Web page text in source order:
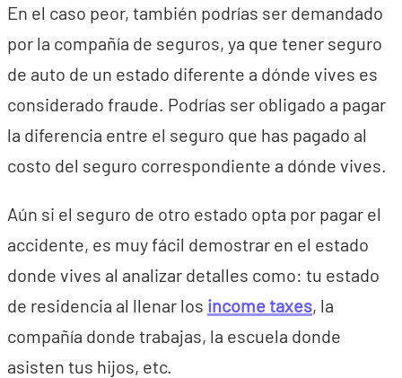
En el caso peor, también podrías ser demandado
por la compañía de seguros, ya que tener seguro
de auto de un estado diferente a dónde vives es
considerado fraude. Podrías ser obligado a pagar
la diferencia entre el seguro que has pagado al
costo del seguro correspondiente a dónde vives.
Aún si el seguro de otro estado opta por pagar el
accidente, es muy fácil demostrar en el estado
donde vives al analizar detalles como: tu estado
de residencia al llenar los income taxes, la
compañía donde trabajas, la escuela donde
asisten tus hijos, etc.